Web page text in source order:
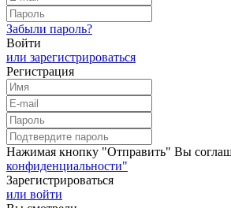
Забыли пароль?
Войти
или зарегистрироваться
Регистрация
Нажимая кнопку "Отправить" Вы
конфиденциальности"
Зарегистрироваться
или войти